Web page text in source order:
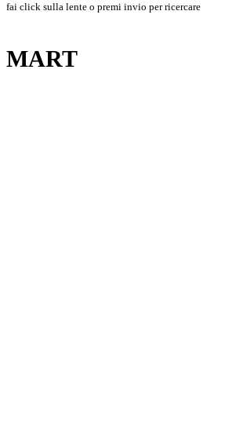
fai click sulla lente o premi invio per ricercare
MART